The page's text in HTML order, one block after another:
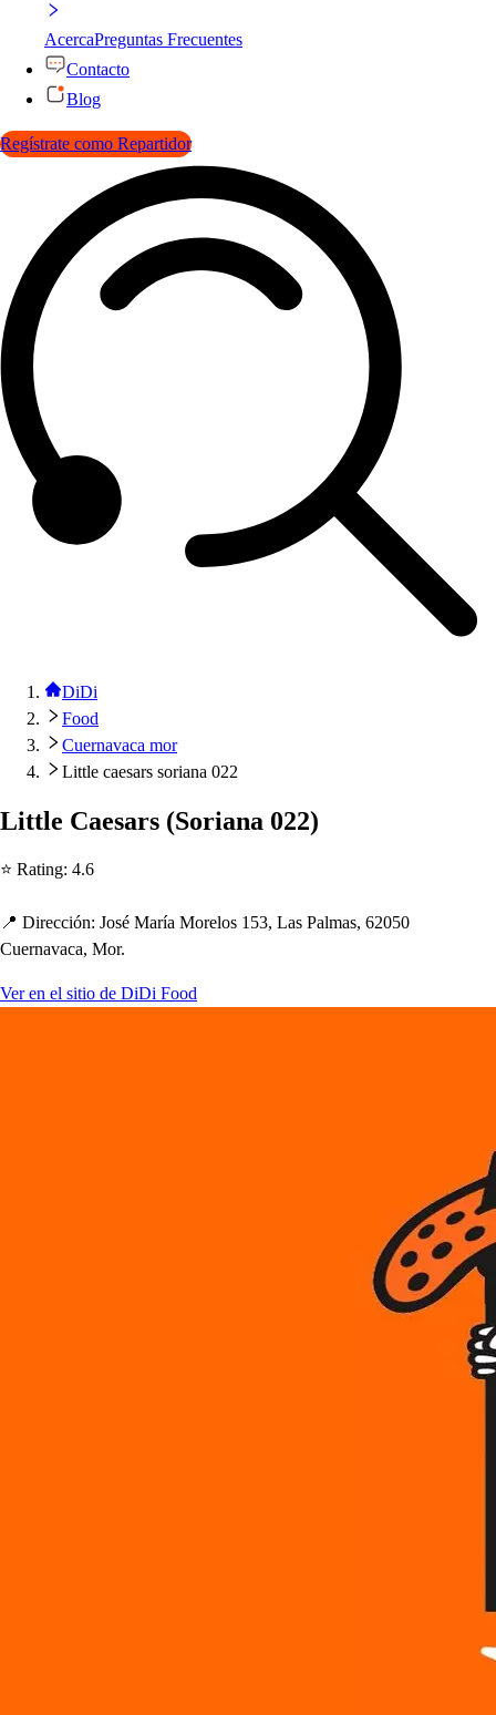
AcercaPreguntas Frecuentes
Contacto
Blog
Regístrate como Repartidor
DiDi
Food
Cuernavaca mor
Little caesars soriana 022
Little Caesars (Soriana 022)
⭐ Rating: 4.6
📍 Dirección: José María Morelos 153, Las Palmas, 62050
Cuernavaca, Mor.
Ver en el sitio de DiDi Food